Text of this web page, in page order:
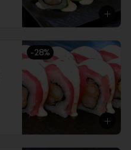
-28%